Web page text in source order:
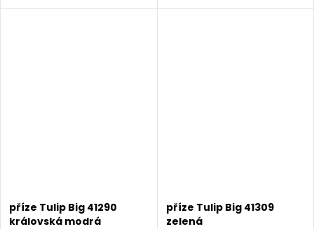
příze Tulip Big 41290
královská modrá
příze Tulip Big 41309
zelená
Doprava a platby Prodejna Blog a návody